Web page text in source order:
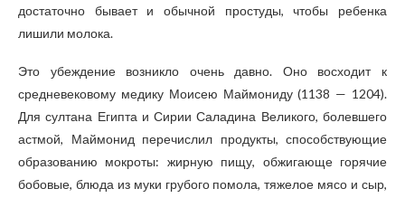
достаточно бывает и обычной простуды, чтобы ребенка
лишили молока.
Это убеждение возникло очень давно. Оно восходит к
средневековому медику Моисею Маймониду (1138 — 1204).
Для султана Египта и Сирии Саладина Великого, болевшего
астмой, Маймонид перечислил продукты, способствующие
образованию мокроты: жирную пищу, обжигающе горячие
бобовые, блюда из муки грубого помола, тяжелое мясо и сыр,